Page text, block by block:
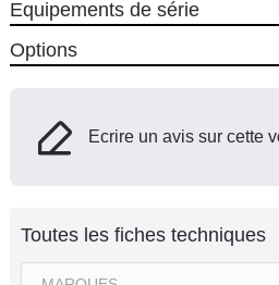
Equipements de série
Options
Ecrire un avis sur cette
Toutes les fiches techniques